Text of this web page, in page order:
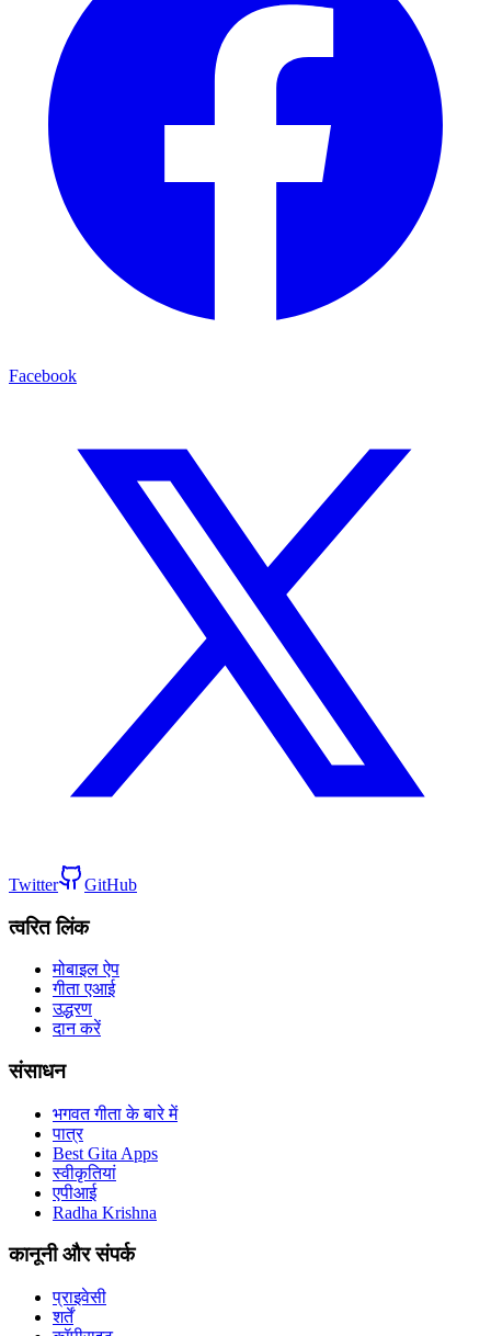
Facebook
Twitter GitHub
त्वरित लिंक
मोबाइल ऐप
गीता एआई
उद्धरण
दान करें
संसाधन
भगवत गीता के बारे में
पात्र
Best Gita Apps
स्वीकृतियां
एपीआई
Radha Krishna
कानूनी और संपर्क
प्राइवेसी
शर्तें